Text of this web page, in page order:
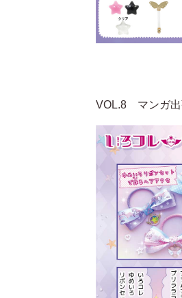
VOL.8 マンガ